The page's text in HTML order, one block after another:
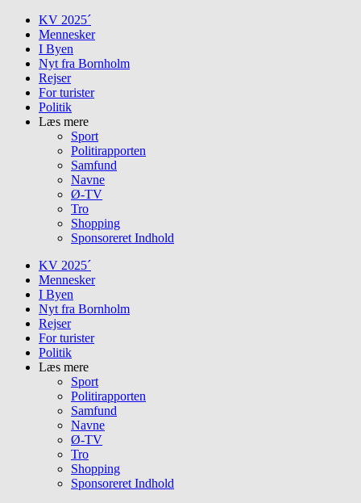
Skip
content
KV 2025´
Mennesker
I Byen
Nyt fra Bornholm
Rejser
For turister
Politik
Læs mere
Sport
Politirapporten
Samfund
Navne
Ø-TV
Tro
Shopping
Sponsoreret Indhold
KV 2025´
Mennesker
I Byen
Nyt fra Bornholm
Rejser
For turister
Politik
Læs mere
Sport
Politirapporten
Samfund
Navne
Ø-TV
Tro
Shopping
Sponsoreret Indhold